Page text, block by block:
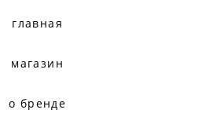
главная
магазин
о бренде